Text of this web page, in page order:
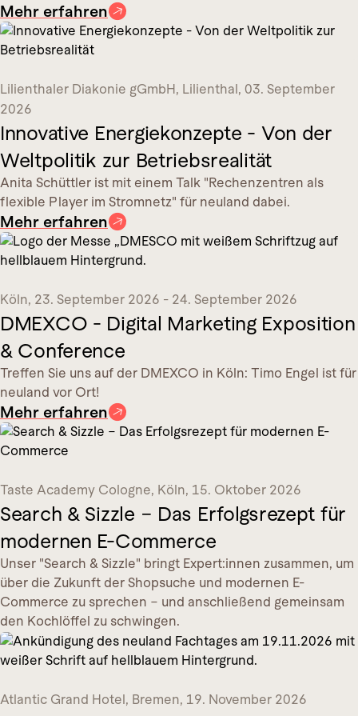
Mehr erfahren
Lilienthaler Diakonie gGmbH, Lilienthal, 03. September
2026
Innovative Energiekonzepte - Von der
Weltpolitik zur Betriebsrealität
Anita Schüttler ist mit einem Talk "Rechenzentren als
flexible Player im Stromnetz" für neuland dabei.
Mehr erfahren
Köln, 23. September 2026 - 24. September 2026
DMEXCO - Digital Marketing Exposition
& Conference
Treffen Sie uns auf der DMEXCO in Köln: Timo Engel ist für
neuland vor Ort!
Mehr erfahren
Taste Academy Cologne, Köln, 15. Oktober 2026
Search & Sizzle – Das Erfolgsrezept für
modernen E-Commerce
Unser "Search & Sizzle" bringt Expert:innen zusammen, um
über die Zukunft der Shopsuche und modernen E-
Commerce zu sprechen – und anschließend gemeinsam
den Kochlöffel zu schwingen.
Atlantic Grand Hotel, Bremen, 19. November 2026